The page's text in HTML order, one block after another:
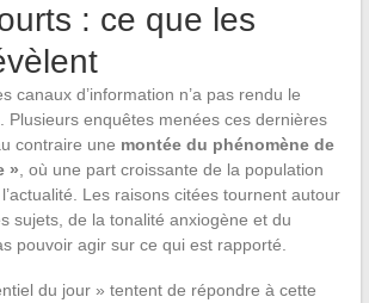
: ce que les
canaux d’information n’a pas rendu le
Plusieurs enquêtes menées ces dernières
contraire une montée du phénomène de
» , où une part croissante de la population
Les raisons citées tournent autour
sujets, de la tonalité anxiogène et du
pouvoir agir sur ce qui est rapporté.
du jour » tentent de répondre à cette